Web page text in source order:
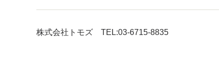
株式会社トモズ TEL:03-6715-8835